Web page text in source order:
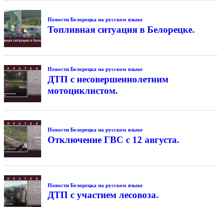
Новости Белорецка на русском языке
Топливная ситуация в Белорецке.
Новости Белорецка на русском языке
ДТП с несовершеннолетним
мотоциклистом.
Новости Белорецка на русском языке
Отключение ГВС с 12 августа.
Новости Белорецка на русском языке
ДТП с участием лесовоза.